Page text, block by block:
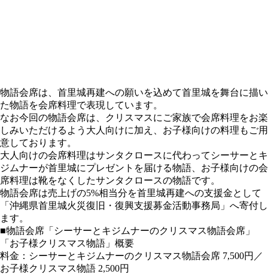
物語会席は、首里城再建への願いを込めて首里城を舞台に描い
た物語を会席料理で表現しています。
なお今回の物語会席は、クリスマスにご家族で会席料理をお楽
しみいただけるよう大人向けに加え、お子様向けの料理もご用
意しております。
大人向けの会席料理はサンタクロースに代わってシーサーとキ
ジムナーが首里城にプレゼントを届ける物語、お子様向けの会
席料理は靴をなくしたサンタクロースの物語です。
物語会席は売上げの5%相当分を首里城再建への支援金として
「沖縄県首里城火災復旧・復興支援募金活動事務局」へ寄付し
ます。
■物語会席「シーサーとキジムナーのクリスマス物語会席」
「お子様クリスマス物語」概要
料金：シーサーとキジムナーのクリスマス物語会席 7,500円／
お子様クリスマス物語 2,500円